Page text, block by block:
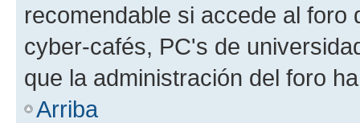
recomendable si accede al foro
cyber-cafés, PC's de
que la administración del foro
Arriba